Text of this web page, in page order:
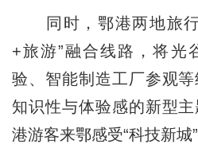
同时，鄂港两地旅行
+旅游”融合线路，将光
验、智能制造工厂参观
知识性与体验感的新型
港游客来鄂感受“科技新城”